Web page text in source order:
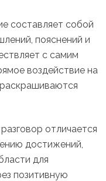
составляет собой
пояснений и
с самим
воздействие на
отличается
достижений,
для
позитивную